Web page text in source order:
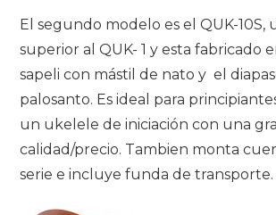
El segundo modelo es el QUK-10S,
superior al QUK- 1 y esta fabricado
sapeli con mástil de nato y el
palosanto. Es ideal para
un ukelele de iniciación con una
calidad/precio. Tambien monta
serie e incluye funda de transporte.